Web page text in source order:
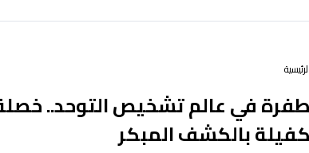
الرئيسية
طفرة في عالم تشخيص التوحد..
كفيلة بالكشف المبكر